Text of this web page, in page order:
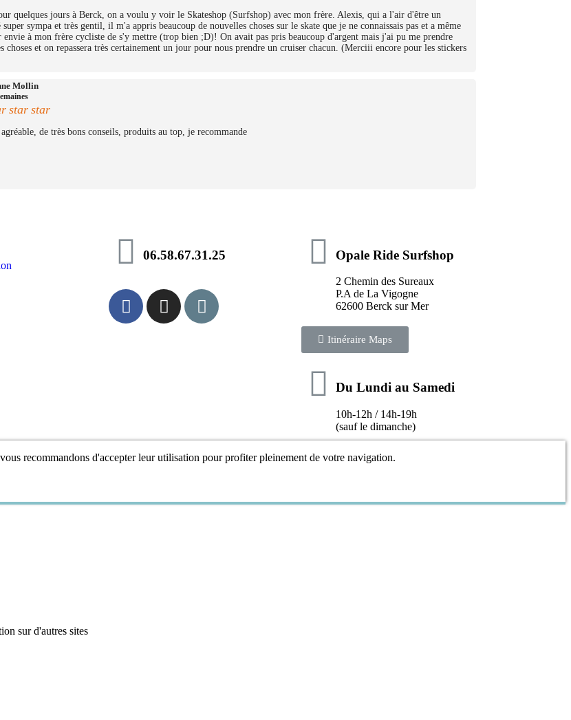
quelques jours à Berck, on a voulu y voir le Skateshop (Surfshop) avec mon frère. Alexis, qui a l'air d'être un
super sympa et très gentil, il m'a appris beaucoup de nouvelles choses sur le skate que je ne connaissais pas et a même
envie à mon frère cycliste de s'y mettre (trop bien ;D)! On avait pas pris beaucoup d'argent mais j'ai pu me prendre
choses et on repassera très certainement un jour pour nous prendre un cruiser chacun. (Merciii encore pour les stickers
Mollin
star star
de très bons conseils, produits au top, je recommande
06.58.67.31.25 Opale Ride Surfshop
2 Chemin des Sureaux
P.A de La Vigogne
62600 Berck sur Mer
Itinéraire Maps
Du Lundi au Samedi
10h-12h / 14h-19h
(sauf le dimanche)
recommandons d'accepter leur utilisation pour profiter pleinement de votre navigation.
sur d'autres sites